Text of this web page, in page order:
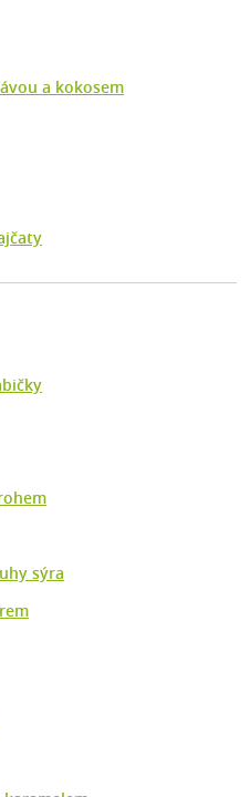
a kokosem
sýra